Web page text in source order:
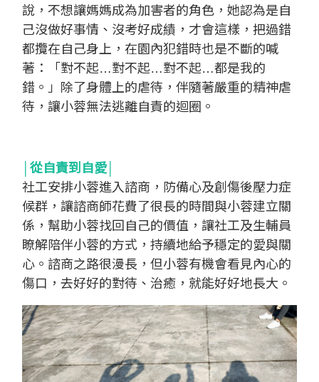
說，不想讓媽媽成為加害者的角色，她認為是自
己沒做好事情、沒考好成績，才會這樣，把過錯
都攬在自己身上，在園內犯錯時也是不斷的喊
著：「對不起…對不起…對不起…都是我的
錯。」除了身體上的虐待，伴隨著嚴重的精神虐
待，讓小蓉無法逃離自責的迴圈。
│從自責到自愛│
社工安排小蓉進入諮商，防備心及創傷後壓力症
候群，讓諮商師花費了很長的時間與小蓉建立關
係，幫助小蓉找回自己的價值，讓社工及生輔員
瞭解陪伴小蓉的方式，持續地給予穩定的愛與關
心。諮商之路很漫長，但小蓉有機會看見內心的
傷口，去好好的對待、治癒，就能好好地長大。